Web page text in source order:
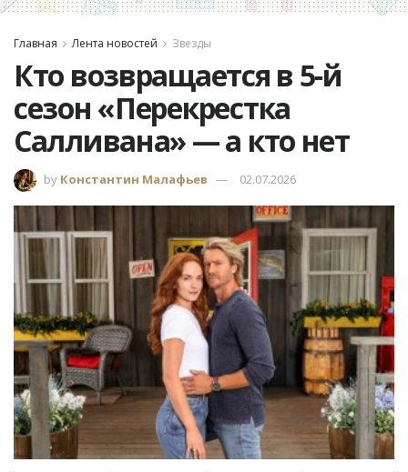
Главная Лента новостей Звезды
Кто возвращается в 5-й
сезон «Перекрестка
Салливана» — а кто нет
by Константин Малафьев 02.07.2026